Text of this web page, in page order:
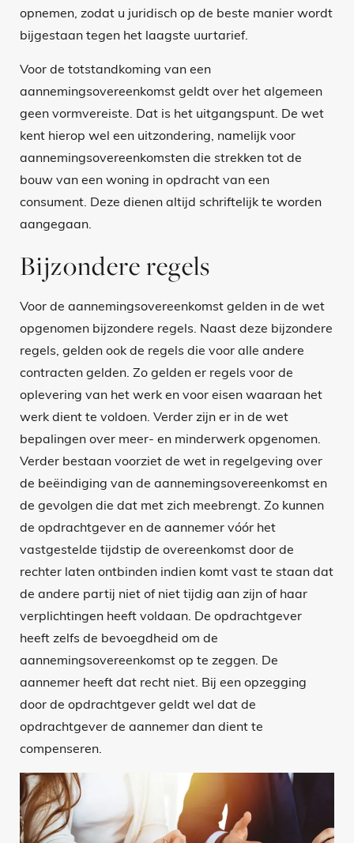
opnemen, zodat u juridisch op de beste manier wordt
bijgestaan tegen het laagste uurtarief.
Voor de totstandkoming van een
aannemingsovereenkomst geldt over het algemeen
geen vormvereiste. Dat is het uitgangspunt. De wet
kent hierop wel een uitzondering, namelijk voor
aannemingsovereenkomsten die strekken tot de
bouw van een woning in opdracht van een
consument. Deze dienen altijd schriftelijk te worden
aangegaan.
Bijzondere regels
Voor de aannemingsovereenkomst gelden in de wet
opgenomen bijzondere regels. Naast deze bijzondere
regels, gelden ook de regels die voor alle andere
contracten gelden. Zo gelden er regels voor de
oplevering van het werk en voor eisen waaraan het
werk dient te voldoen. Verder zijn er in de wet
bepalingen over meer- en minderwerk opgenomen.
Verder bestaan voorziet de wet in regelgeving over
de beëindiging van de aannemingsovereenkomst en
de gevolgen die dat met zich meebrengt. Zo kunnen
de opdrachtgever en de aannemer vóór het
vastgestelde tijdstip de overeenkomst door de
rechter laten ontbinden indien komt vast te staan dat
de andere partij niet of niet tijdig aan zijn of haar
verplichtingen heeft voldaan. De opdrachtgever
heeft zelfs de bevoegdheid om de
aannemingsovereenkomst op te zeggen. De
aannemer heeft dat recht niet. Bij een opzegging
door de opdrachtgever geldt wel dat de
opdrachtgever de aannemer dan dient te
compenseren.